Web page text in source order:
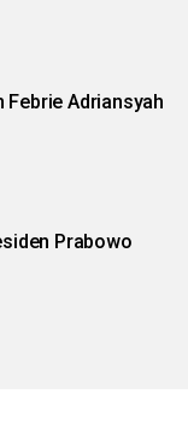
Febrie Adriansyah
Prabowo